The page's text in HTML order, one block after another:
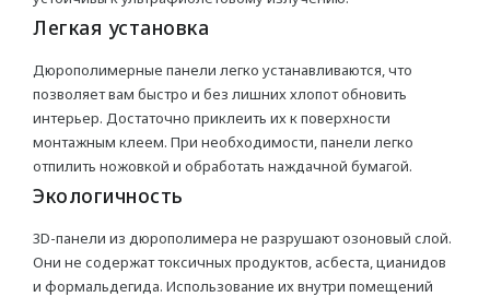
Профили для LED
Легкая установка
Дюрополимерные панели легко устанавливаются, что
позволяет вам быстро и без лишних хлопот обновить
интерьер. Достаточно приклеить их к поверхности
монтажным клеем. При необходимости, панели легко
отпилить ножовкой и обработать наждачной бумагой.
Экологичность
3D-панели из дюрополимера не разрушают озоновый слой.
Они не содержат токсичных продуктов, асбеста, цианидов
и формальдегида. Использование их внутри помещений